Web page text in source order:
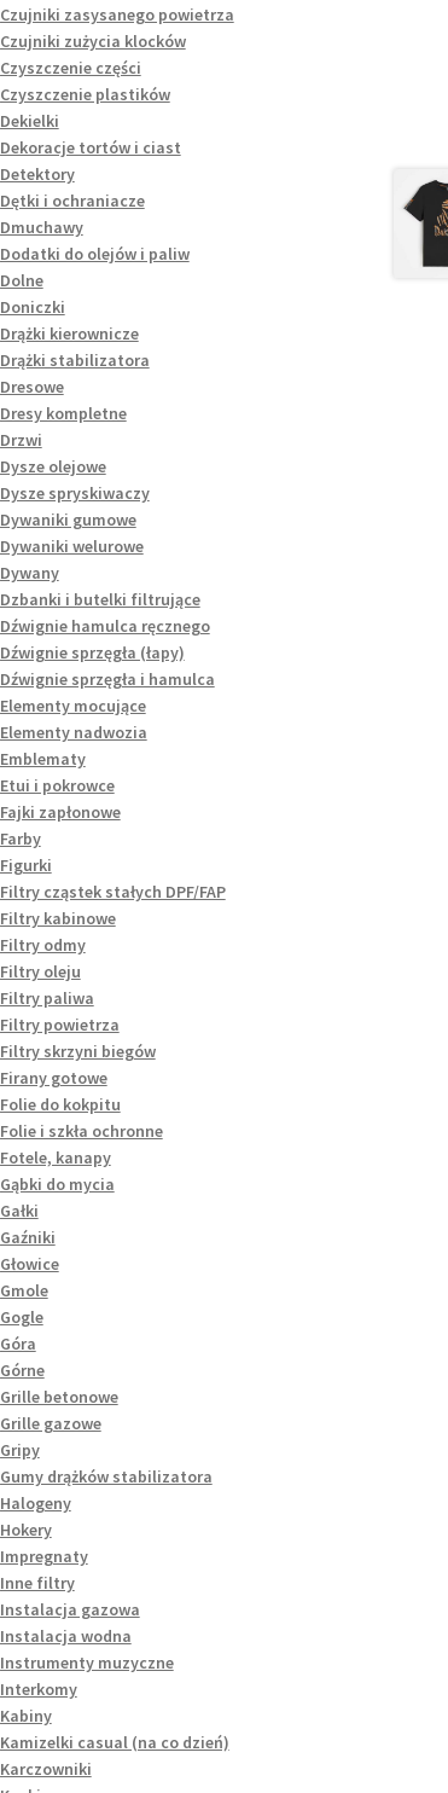
Czujniki zasysanego powietrza
Czujniki zużycia klocków
Czyszczenie części
Czyszczenie plastików
Dekielki
Dekoracje tortów i ciast
Detektory
Dętki i ochraniacze
Dmuchawy
Dodatki do olejów i paliw
Dolne
Doniczki
Drążki kierownicze
Drążki stabilizatora
Dresowe
Dresy kompletne
Drzwi
Dysze olejowe
Dysze spryskiwaczy
Dywaniki gumowe
Dywaniki welurowe
Dywany
Dzbanki i butelki filtrujące
Dźwignie hamulca ręcznego
Dźwignie sprzęgła (łapy)
Dźwignie sprzęgła i hamulca
Elementy mocujące
Elementy nadwozia
Emblematy
Etui i pokrowce
Fajki zapłonowe
Farby
Figurki
Filtry cząstek stałych DPF/FAP
Filtry kabinowe
Filtry odmy
Filtry oleju
Filtry paliwa
Filtry powietrza
Filtry skrzyni biegów
Firany gotowe
Folie do kokpitu
Folie i szkła ochronne
Fotele, kanapy
Gąbki do mycia
Gałki
Gaźniki
Głowice
Gmole
Gogle
Góra
Górne
Grille betonowe
Grille gazowe
Gripy
Gumy drążków stabilizatora
Halogeny
Hokery
Impregnaty
Inne filtry
Instalacja gazowa
Instalacja wodna
Instrumenty muzyczne
Interkomy
Kabiny
Kamizelki casual (na co dzień)
Karczowniki